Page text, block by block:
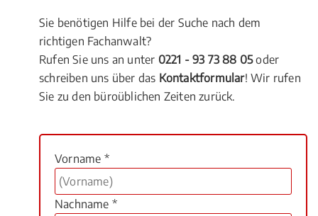
Sie benötigen Hilfe bei der Suche nach dem
richtigen Fachanwalt?
Rufen Sie uns an unter 0221 - 93 73 88 05oder
schreiben uns über das Kontaktformular! Wir rufen
Sie zu den büroüblichen Zeiten zurück.
Vorname *
Nachname *